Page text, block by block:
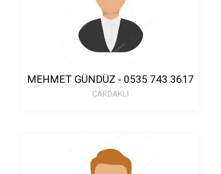
MEHMET GÜNDÜZ - 0535 743 3617
ÇARDAKLI